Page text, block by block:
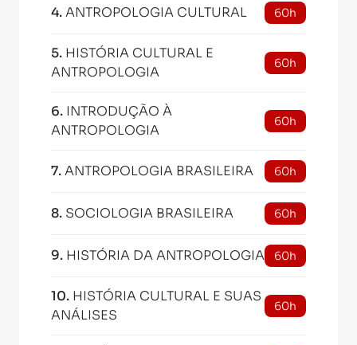
4.ANTROPOLOGIA CULTURAL 60h
5. HISTÓRIA CULTURAL E
ANTROPOLOGIA
60h
6. INTRODUÇÃO À
ANTROPOLOGIA
60h
7.ANTROPOLOGIA BRASILEIRA 60h
8. SOCIOLOGIA BRASILEIRA 60h
9. HISTÓRIA DA ANTROPOLOGIA 60h
10. HISTÓRIA CULTURAL E SUAS
ANÁLISES
60h